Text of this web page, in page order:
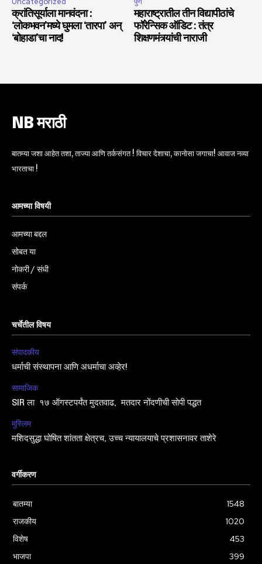
क्रांतिसूर्याला मानवंदना :
‘लोकभवन’मध्ये घुमला ‘तारपा’ अन्
‘बोहाडा’चा नाद!
महाराष्ट्रातील तीन विद्यापीठांचे
फॉरेन्सिक ऑडिट : तंत्र
शिक्षणमंत्र्यांची नाराजी
NB मराठी
बातम्या जशा आहेत तशा, ताज्या आणि तर्कसंगत ! विचार देशाचा, कानोसा जगाचा! आवाज नव्या
भारताचा !
आमच्या विषयी
आमच्या बद्दल
सोबत या
नोकरी / संधी
संपर्क
चर्चेतील विषय
संपादकीय
धर्माची संस्थापना आणि अधर्माचा अव्हेर!
सामाजिक
SIR ला १७ ऑगस्टपर्यंत मुदतवाढ, मतदार नोंदणीची सोपी पद्धत
मुस्लिम
मशिदसुद्धा घोषित शांतता क्षेत्रच, उच्च न्यायालयाचे प्रशासनावर ताशेरे
वर्गीकरण
बातम्या
1548
राजकीय
1020
विशेष
453
भाजपा
399